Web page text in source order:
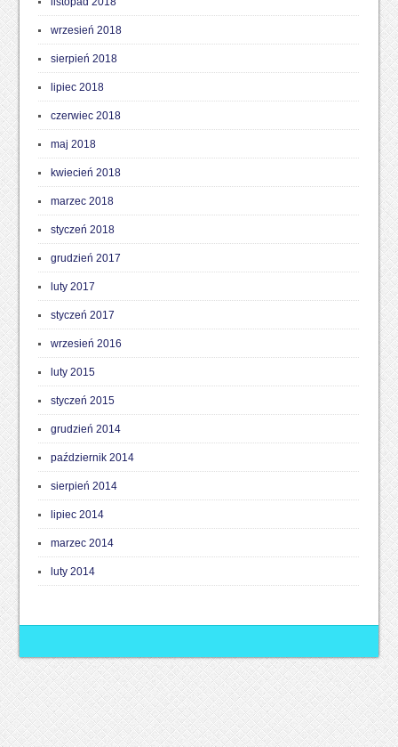
wrzesień 2018
sierpień 2018
lipiec 2018
czerwiec 2018
maj 2018
kwiecień 2018
marzec 2018
styczeń 2018
grudzień 2017
luty 2017
styczeń 2017
wrzesień 2016
luty 2015
styczeń 2015
grudzień 2014
październik 2014
sierpień 2014
lipiec 2014
marzec 2014
luty 2014